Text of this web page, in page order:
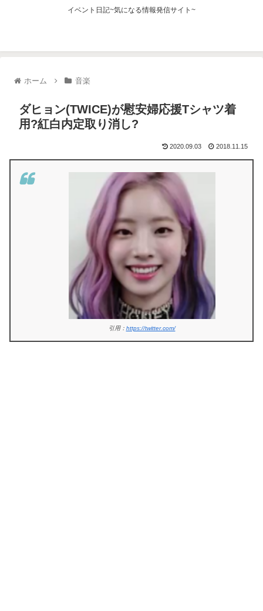
イベント日記~気になる情報発信サイト~
ホーム 音楽
ダヒョン(TWICE)が慰安婦応援Tシャツ着
用?紅白内定取り消し?
2020.09.03 2018.11.15
引用： https://twitter.com/